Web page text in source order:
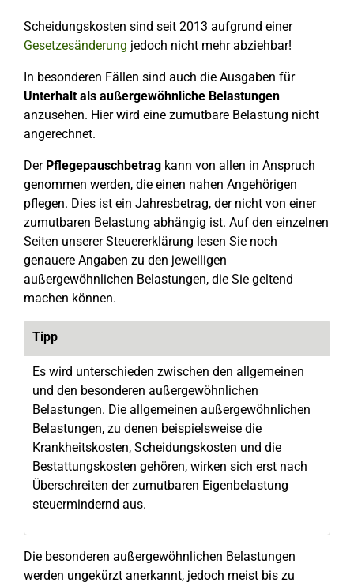
Scheidungskosten sind seit 2013 aufgrund einer
Gesetzesänderung jedoch nicht mehr abziehbar!
In besonderen Fällen sind auch die Ausgaben für
Unterhalt als außergewöhnliche Belastungen
anzusehen. Hier wird eine zumutbare Belastung nicht
angerechnet.
Der Pflegepauschbetrag kann von allen in Anspruch
genommen werden, die einen nahen Angehörigen
pflegen. Dies ist ein Jahresbetrag, der nicht von einer
zumutbaren Belastung abhängig ist. Auf den einzelnen
Seiten unserer Steuererklärung lesen Sie noch
genauere Angaben zu den jeweiligen
außergewöhnlichen Belastungen, die Sie geltend
machen können.
Tipp
Es wird unterschieden zwischen den allgemeinen
und den besonderen außergewöhnlichen
Belastungen. Die allgemeinen außergewöhnlichen
Belastungen, zu denen beispielsweise die
Krankheitskosten, Scheidungskosten und die
Bestattungskosten gehören, wirken sich erst nach
Überschreiten der zumutbaren Eigenbelastung
steuermindernd aus.
Die besonderen außergewöhnlichen Belastungen
werden ungekürzt anerkannt, jedoch meist bis zu